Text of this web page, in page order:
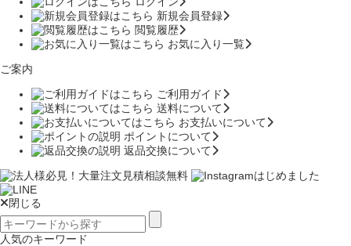
新規会員登録
閲覧履歴
お気に入り一覧
ご案内
ご利用ガイド
送料について
お支払いについて
ポイントについて
返品交換について
閉じる
人気のキーワード